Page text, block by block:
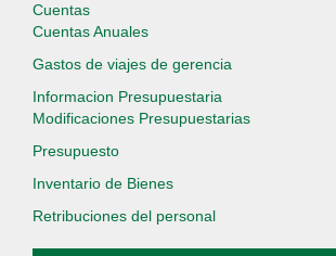
Cuentas
Cuentas Anuales
Gastos de viajes de gerencia
Informacion Presupuestaria
Modificaciones Presupuestarias
Presupuesto
Inventario de Bienes
Retribuciones del personal